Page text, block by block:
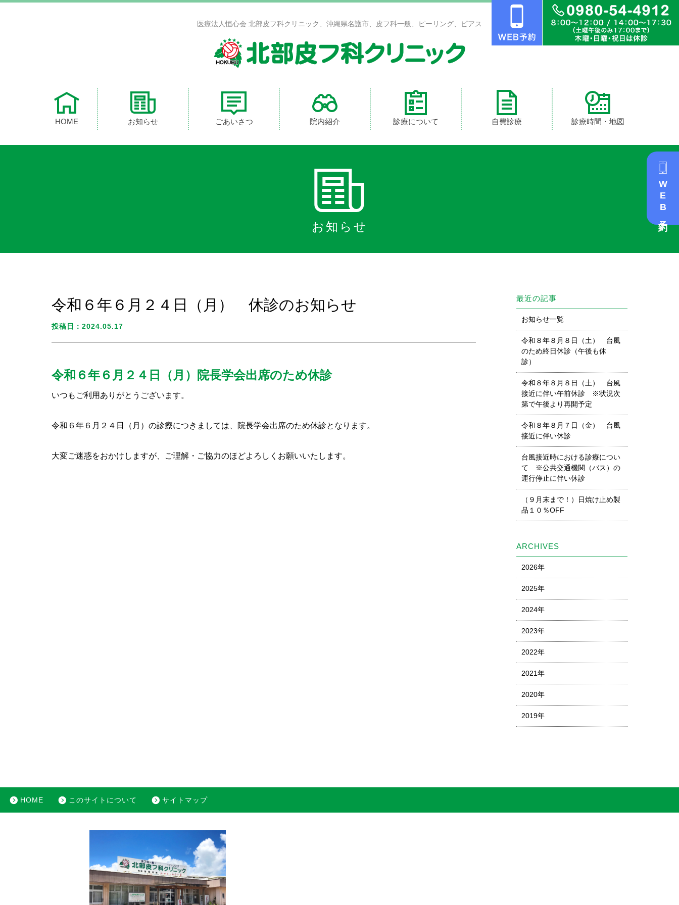
医療法人恒心会 北部皮フ科クリニック、沖縄県名護市、皮フ科一般、ピーリング、ピアス
HOME お知らせ ごあいさつ 院内紹介 診療について 自費診療 診療時間・地図
WEB予約
お知らせ
令和６年６月２４日（月） 休診のお知らせ
投稿日：2024.05.17
令和６年６月２４日（月）院長学会出席のため休診
いつもご利用ありがとうございます。
令和６年６月２４日（月）の診療につきましては、院長学会出席のため休診となります。
大変ご迷惑をおかけしますが、ご理解・ご協力のほどよろしくお願いいたします。
最近の記事
お知らせ一覧
令和８年８月８日（土） 台風
のため終日休診（午後も休
診）
令和８年８月８日（土） 台風
接近に伴い午前休診 ※状況次
第で午後より再開予定
令和８年８月７日（金） 台風
接近に伴い休診
台風接近時における診療につい
て ※公共交通機関（バス）の
運行停止に伴い休診
（９月末まで！）日焼け止め製
品１０％OFF
ARCHIVES
2026年
2025年
2024年
2023年
2022年
2021年
2020年
2019年
HOME このサイトについて サイトマップ